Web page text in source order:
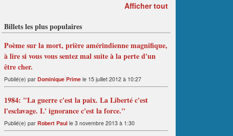
Afficher tout
Billets les plus populaires
Poème sur la mort, prière amérindienne magnifique,
à lire si vous vous sentez mal suite à la perte d'un
être cher.
Publié(e) par Dominique Prime le 15 juillet 2012 à 10:27
1984: "La guerre c'est la paix. La Liberté c'est
l'esclavage. L' ignorance c'est la force."
Publié(e) par Robert Paul le 3 novembre 2013 à 1:30